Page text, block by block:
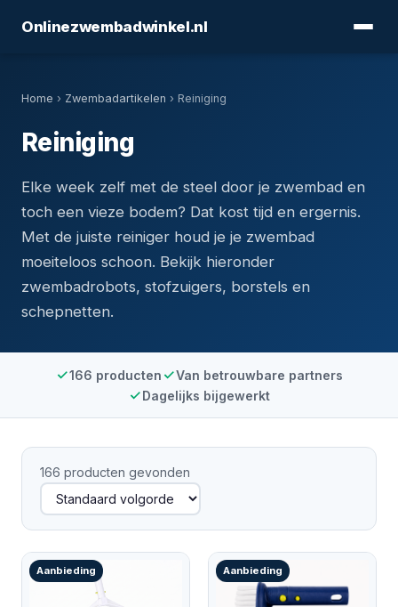
Onlinezwembadwinkel.nl
Home › Zwembadartikelen › Reiniging
Reiniging
Elke week zelf met de steel door je zwembad en
toch een vieze bodem? Dat kost tijd en ergernis.
Met de juiste reiniger houd je je zwembad
moeiteloos schoon. Bekijk hieronder
zwembadrobots, stofzuigers, borstels en
schepnetten.
166 producten
Van betrouwbare partners
Dagelijks bijgewerkt
166 producten gevonden
Aanbieding Aanbieding